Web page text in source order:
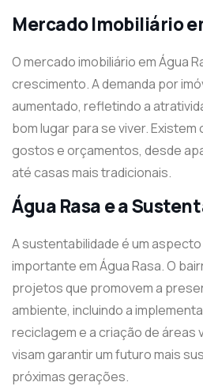
Mercado Imobiliário
O mercado imobiliário em Água
crescimento. A demanda por
aumentado, refletindo a
bom lugar para se viver.
gostos e orçamentos, desde
até casas mais tradicionais.
Água Rasa e a
A sustentabilidade é um
importante em Água Rasa. O
projetos que promovem a
ambiente, incluindo a
reciclagem e a criação de áreas
visam garantir um futuro mais
próximas gerações.